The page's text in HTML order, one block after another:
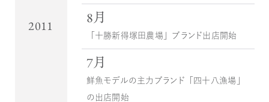
2011 8月
「十勝新得塚田農場」ブランド出店開始
7月
鮮魚モデルの主力ブランド「四十八漁場」
の出店開始